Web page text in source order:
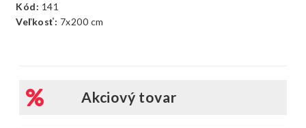
Kód: 141
Veľkosť: 7x200 cm
Akciový tovar